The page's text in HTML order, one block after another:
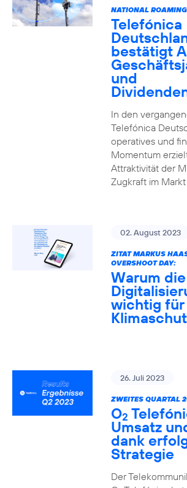
NATIONAL
Telefónica
bestätigt
und
In den
Telefónica
operatives und
Momentum
Attraktivität der
Zugkraft im
02. August 2023
ZITAT MARKUS
OVERSHOOT DAY:
Warum die
wichtig für
26. Juli 2023
ZWEITES QUARTAL
O2
Umsatz
dank
Strategie
Der